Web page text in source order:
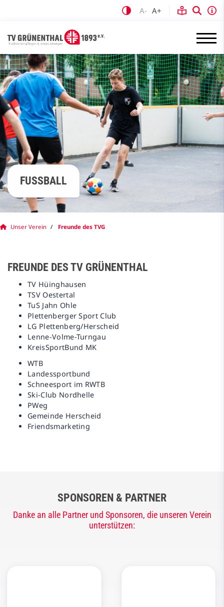
A- A+
FUSSBALL
Unser Verein Freunde des TVG
FREUNDE DES TV GRÜNENTHAL
TV Hüinghausen
TSV Oestertal
TuS Jahn Ohle
Plettenberger Sport Club
LG Plettenberg/Herscheid
Lenne-Volme-Turngau
KreisSportBund MK
WTB
Landessportbund
Schneesport im RWTB
Ski-Club Nordhelle
PWeg
Gemeinde Herscheid
Friendsmarketing
SPONSOREN & PARTNER
Danke an alle Partner und Sponsoren, die unseren Verein
unterstützen: